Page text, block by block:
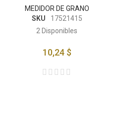
MEDIDOR DE GRANO
SKU
17521415
2 Disponibles
10,24 $